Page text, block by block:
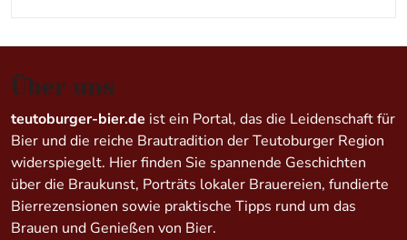
Über uns
teutoburger-bier.de ist ein Portal, das die Leidenschaft für
Bier und die reiche Brautradition der Teutoburger Region
widerspiegelt. Hier finden Sie spannende Geschichten
über die Braukunst, Porträts lokaler Brauereien, fundierte
Bierrezensionen sowie praktische Tipps rund um das
Brauen und Genießen von Bier.